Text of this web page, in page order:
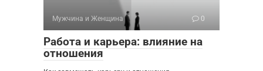
Мужчина и Женщина 0
Работа и карьера: влияние на
отношения